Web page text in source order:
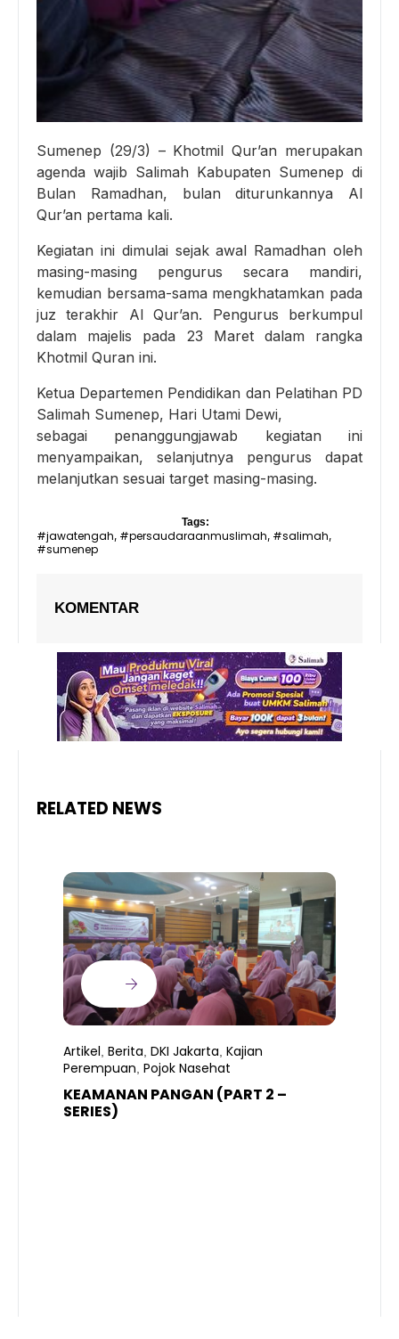
Sumenep (29/3) – Khotmil Qur’an merupakan
agenda wajib Salimah Kabupaten Sumenep di
Bulan Ramadhan, bulan diturunkannya Al
Qur’an pertama kali.
Kegiatan ini dimulai sejak awal Ramadhan oleh
masing-masing pengurus secara mandiri,
kemudian bersama-sama mengkhatamkan pada
juz terakhir Al Qur’an. Pengurus berkumpul
dalam majelis pada 23 Maret dalam rangka
Khotmil Quran ini.
Ketua Departemen Pendidikan dan Pelatihan PD
Salimah Sumenep, Hari Utami Dewi,
sebagai penanggungjawab kegiatan ini
menyampaikan, selanjutnya pengurus dapat
melanjutkan sesuai target masing-masing.
Tags:
#jawatengah, #persaudaraanmuslimah, #salimah,
#sumenep
KOMENTAR
RELATED NEWS
Artikel, Berita, DKI Jakarta, Kajian
Perempuan, Pojok Nasehat
KEAMANAN PANGAN (PART 2 –
SERIES)